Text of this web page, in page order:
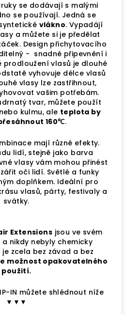
se dodávají s malými
se používají. Jedná se
vlákno. Vypadájí
a můžete si je předělat
Design přichytovacího
- snadné připevnění i
prodloužení vlasů je dlouhé
vyhovuje délce vlasů
vlasy lze zastřihnout,
vašim potřebám.
tvar, můžete použít
kulmu, ale teplota by
160℃.
mají různé efekty.
lidí, stejně jako barva
vlasy vám mohou přinést
oči lidí. Světlé a funky
doplňkem. Ideální pro
vlasů, párty, festivaly a
svátky.
Extensions jsou ve svém
nikdy nebyly chemicky
zcela bez závad a bez
možnost opakovatelného
použití.
IN můžete shlédnout níže
▼▼▼